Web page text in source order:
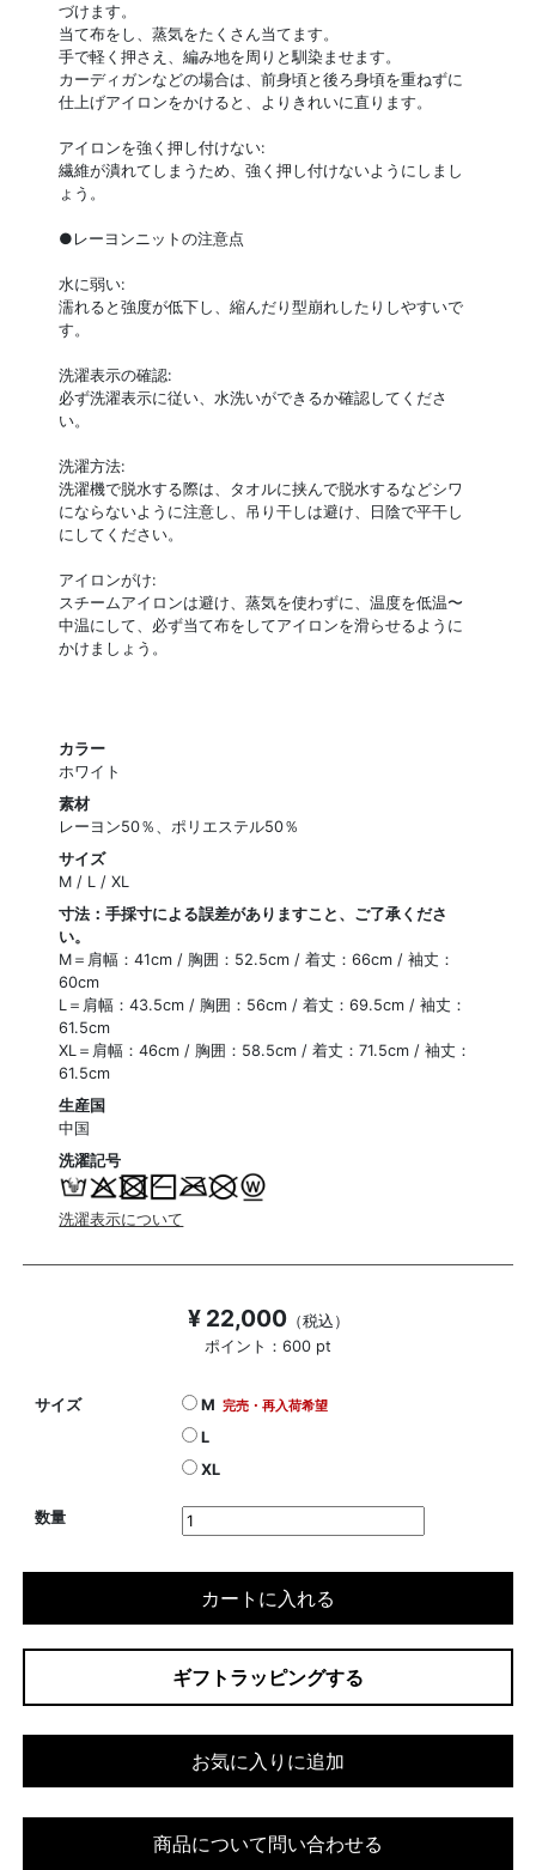
づけます。
当て布をし、蒸気をたくさん当てます。
手で軽く押さえ、編み地を周りと馴染ませます。
カーディガンなどの場合は、前身頃と後ろ身頃を重ねずに
仕上げアイロンをかけると、よりきれいに直ります。
アイロンを強く押し付けない:
繊維が潰れてしまうため、強く押し付けないようにしまし
ょう。
●レーヨンニットの注意点
水に弱い:
濡れると強度が低下し、縮んだり型崩れしたりしやすいで
す。
洗濯表示の確認:
必ず洗濯表示に従い、水洗いができるか確認してくださ
い。
洗濯方法:
洗濯機で脱水する際は、タオルに挟んで脱水するなどシワ
にならないように注意し、吊り干しは避け、日陰で平干し
にしてください。
アイロンがけ:
スチームアイロンは避け、蒸気を使わずに、温度を低温〜
中温にして、必ず当て布をしてアイロンを滑らせるように
かけましょう。
カラー
ホワイト
素材
レーヨン50％、ポリエステル50％
サイズ
M / L / XL
寸法：手採寸による誤差がありますこと、ご了承くださ
い。
M＝肩幅：41cm / 胸囲：52.5cm / 着丈：66cm / 袖丈：
60cm
L＝肩幅：43.5cm / 胸囲：56cm / 着丈：69.5cm / 袖丈：
61.5cm
XL＝肩幅：46cm / 胸囲：58.5cm / 着丈：71.5cm / 袖丈：
61.5cm
生産国
中国
洗濯記号
洗濯表示について
¥ 22,000（税込）
ポイント：600 pt
サイズ M 完売・再入荷希望
L
XL
数量
カートに入れる
ギフトラッピングする
お気に入りに追加
商品について問い合わせる